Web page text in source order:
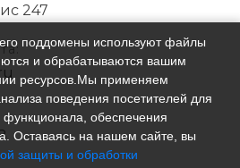
247
поддомены используют файлы
и обрабатываются вашим
ресурсов.Мы применяем
поведения посетителей для
функционала, обеспечения
Оставаясь на нашем сайте, вы
защиты и обработки